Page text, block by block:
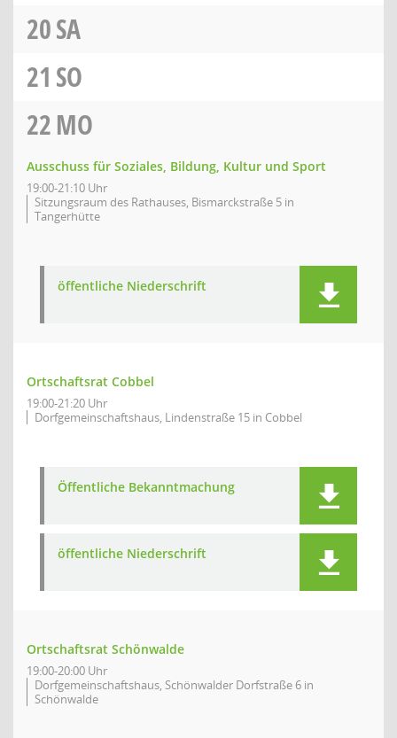
20SA
21 SO
22MO
Ausschuss für Soziales, Bildung, Kultur und Sport
19:00-21:10 Uhr
Sitzungsraum des Rathauses, Bismarckstraße 5 in
Tangerhütte
öffentliche Niederschrift
Ortschaftsrat Cobbel
19:00-21:20 Uhr
Dorfgemeinschaftshaus, Lindenstraße 15 in Cobbel
Öffentliche Bekanntmachung
öffentliche Niederschrift
Ortschaftsrat Schönwalde
19:00-20:00 Uhr
Dorfgemeinschaftshaus, Schönwalder Dorfstraße 6 in
Schönwalde